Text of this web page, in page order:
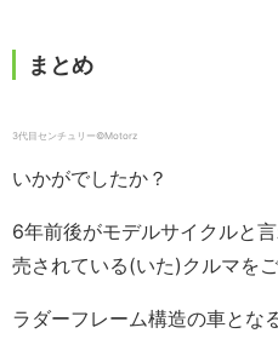
まとめ
3代目センチュリー©️Motorz
いかがでしたか？
6年前後がモデルサイクルと
売されている(いた)クルマを
ラダーフレーム構造の車とな